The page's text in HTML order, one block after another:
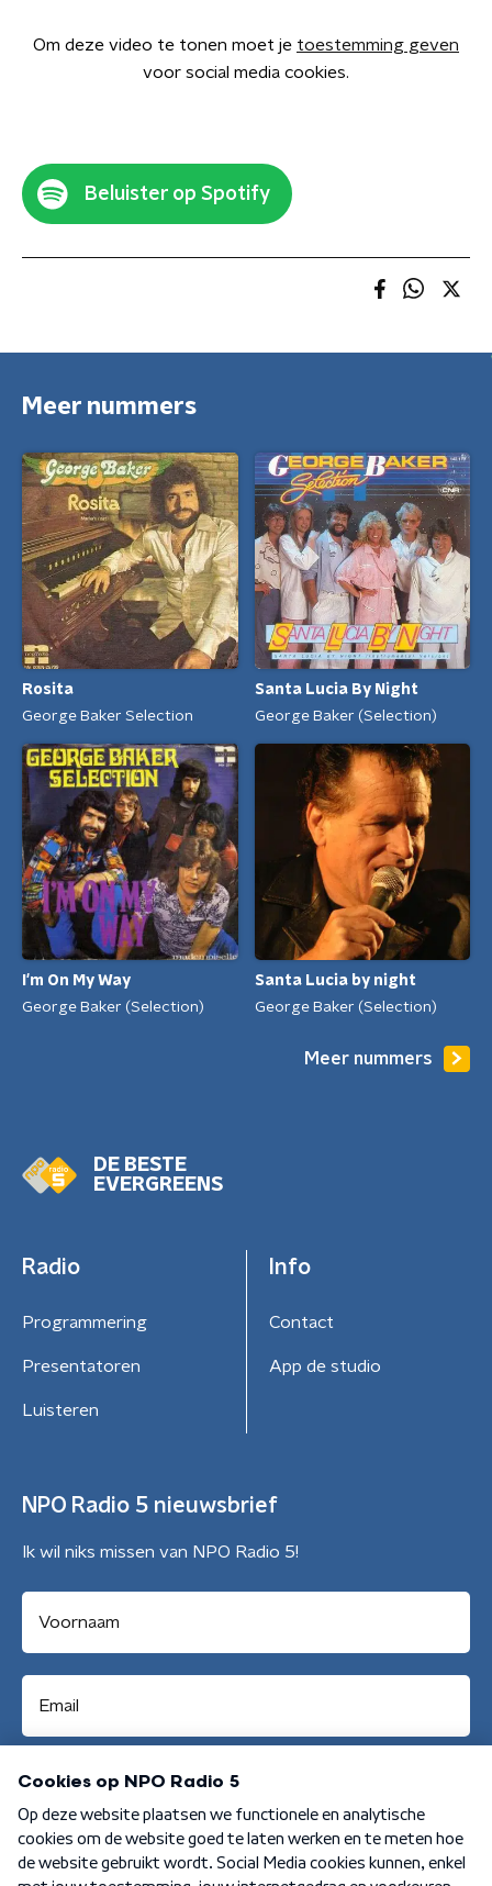
Om deze video te tonen moet je toestemming geven
voor social media cookies.
Beluister op Spotify
Meer nummers
Rosita
George Baker Selection
Santa Lucia By Night
George Baker (Selection)
I'm On My Way
George Baker (Selection)
Santa Lucia by night
George Baker (Selection)
Meer nummers
DE BESTE
EVERGREENS
Radio
Programmering
Presentatoren
Luisteren
Info
Contact
App de studio
NPO Radio 5 nieuwsbrief
Ik wil niks missen van NPO Radio 5!
Aanmelden
Algemene voorwaarden